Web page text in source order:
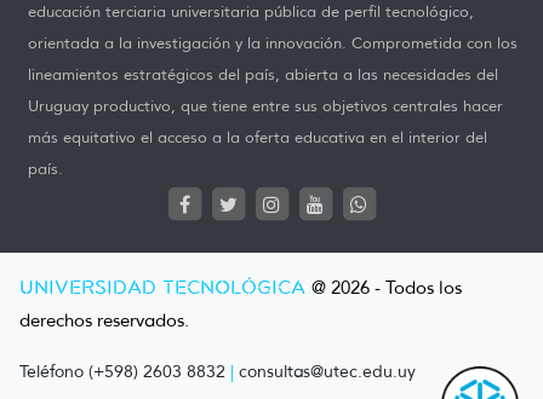
educación terciaria universitaria pública de perfil tecnológico,
orientada a la investigación y la innovación. Comprometida con los
lineamientos estratégicos del país, abierta a las necesidades del
Uruguay productivo, que tiene entre sus objetivos centrales hacer
más equitativo el acceso a la oferta educativa en el interior del
país.
UNIVERSIDAD TECNOLÓGICA @ 2026 - Todos los
derechos reservados.
Teléfono (+598) 2603 8832 | consultas@utec.edu.uy